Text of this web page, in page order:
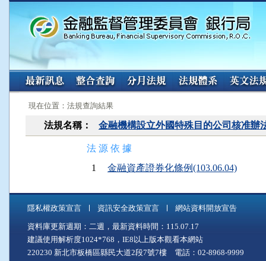
:::
現在位置：法規查詢結果
法規名稱： 金融機構設立外國特殊目的公司核准辦
法 源 依 據
1
金融資產證券化條例(103.06.04)
隱私權政策宣言 資訊安全政策宣言 網站資料開放宣告
資料庫更新週期：二週，最新資料時間：115.07.17
建議使用解析度1024*768，IE8以上版本觀看本網站
220230 新北市板橋區縣民大道2段7號7樓 電話：02-8968-9999